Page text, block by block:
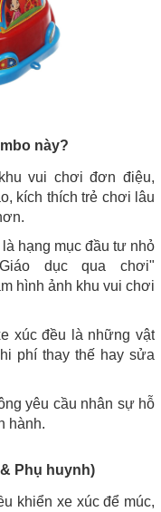
này?
vui chơi đơn điệu,
kích thích trẻ chơi lâu
hạng mục đầu tư nhỏ
dục qua chơi"
hình ảnh khu vui chơi
xúc đều là những vật
phí thay thế hay sửa
yêu cầu nhân sự hỗ
hành.
Phụ huynh)
khiển xe xúc để múc,